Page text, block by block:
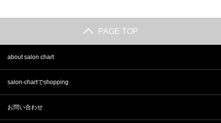
PAGE TOP
about salon chart
salon-chartでshopping
お問い合わせ